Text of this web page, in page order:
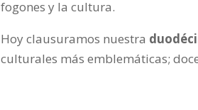
fogones y la cultura.
Hoy clausuramos nuestra
culturales más emblemáticas;